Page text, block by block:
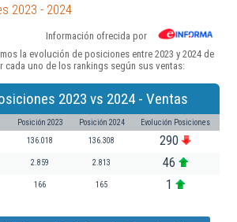
2023 - 2024
Información ofrecida por
la evolución de posiciones entre 2023 y 2024 de
cada uno de los rankings según sus ventas:
2023 vs 2024 - Ventas
Posición 2023 Posición 2024 Evolución Posiciones
136.018 136.308 290
2.859 2.813 46
166 165 1